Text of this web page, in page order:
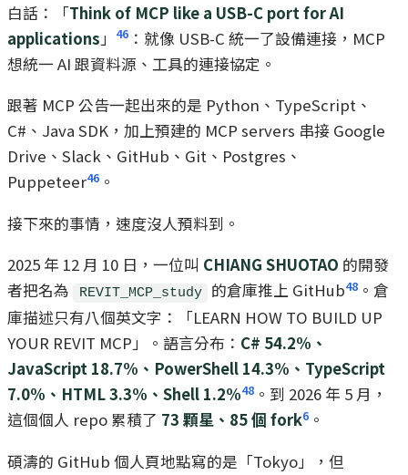
白話：「Think of MCP like a USB-C port for AI
applications 」 46 ：就像 USB-C 統一了設備連接，MCP
想統一 AI 跟資料源、工具的連接協定。
跟著 MCP 公告一起出來的是 Python、TypeScript、
C#、Java SDK，加上預建的 MCP servers 串接 Google
Drive、Slack、GitHub、Git、Postgres、
Puppeteer46 。
接下來的事情，速度沒人預料到。
2025 年 12 月 10 日，一位叫 CHIANG SHUOTAO 的開發
者把名為
REVIT_MCP_study 的倉庫推上 GitHub48 。倉
庫描述只有八個英文字：「LEARN HOW TO BUILD UP
YOUR REVIT MCP」。語言分布： C# 54.2%、
JavaScript 18.7%、PowerShell 14.3%、TypeScript
7.0%、HTML 3.3%、Shell 1.2%48 。到 2026 年 5 月，
這個個人 repo 累積了 73 顆星、85 個 fork6 。
碩濤的 GitHub 個人頁地點寫的是「Tokyo」，但